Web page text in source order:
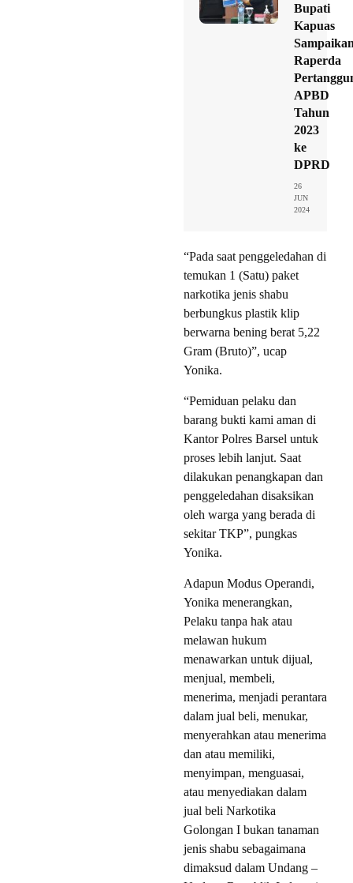
Bupati
Kapuas
Raperda
APBD
Tahun
2023
ke
DPRD
26
JUN
2024
“Pada saat penggeledahan di
temukan 1 (Satu) paket
narkotika jenis shabu
berbungkus plastik klip
berwarna bening berat 5,22
Gram (Bruto)”, ucap
Yonika.
“Pemiduan pelaku dan
barang bukti kami aman di
Kantor Polres Barsel untuk
proses lebih lanjut. Saat
dilakukan penangkapan dan
penggeledahan disaksikan
oleh warga yang berada di
sekitar TKP”, pungkas
Yonika.
Adapun Modus Operandi,
Yonika menerangkan,
Pelaku tanpa hak atau
melawan hukum
menawarkan untuk dijual,
menjual, membeli,
menerima, menjadi perantara
dalam jual beli, menukar,
menyerahkan atau menerima
dan atau memiliki,
menyimpan, menguasai,
atau menyediakan dalam
jual beli Narkotika
Golongan I bukan tanaman
jenis shabu sebagaimana
dimaksud dalam Undang –